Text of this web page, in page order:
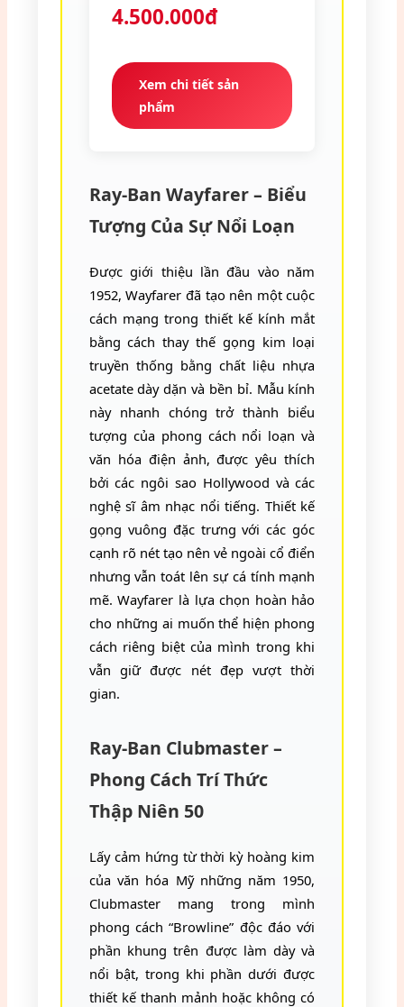
4.500.000đ
Xem chi tiết sản
phẩm
Ray-Ban Wayfarer – Biểu
Tượng Của Sự Nổi Loạn
Được giới thiệu lần đầu vào năm
1952, Wayfarer đã tạo nên một cuộc
cách mạng trong thiết kế kính mắt
bằng cách thay thế gọng kim loại
truyền thống bằng chất liệu nhựa
acetate dày dặn và bền bỉ. Mẫu kính
này nhanh chóng trở thành biểu
tượng của phong cách nổi loạn và
văn hóa điện ảnh, được yêu thích
bởi các ngôi sao Hollywood và các
nghệ sĩ âm nhạc nổi tiếng. Thiết kế
gọng vuông đặc trưng với các góc
cạnh rõ nét tạo nên vẻ ngoài cổ điển
nhưng vẫn toát lên sự cá tính mạnh
mẽ. Wayfarer là lựa chọn hoàn hảo
cho những ai muốn thể hiện phong
cách riêng biệt của mình trong khi
vẫn giữ được nét đẹp vượt thời
gian.
Ray-Ban Clubmaster –
Phong Cách Trí Thức
Thập Niên 50
Lấy cảm hứng từ thời kỳ hoàng kim
của văn hóa Mỹ những năm 1950,
Clubmaster mang trong mình
phong cách “Browline” độc đáo với
phần khung trên được làm dày và
nổi bật, trong khi phần dưới được
thiết kế thanh mảnh hoặc không có